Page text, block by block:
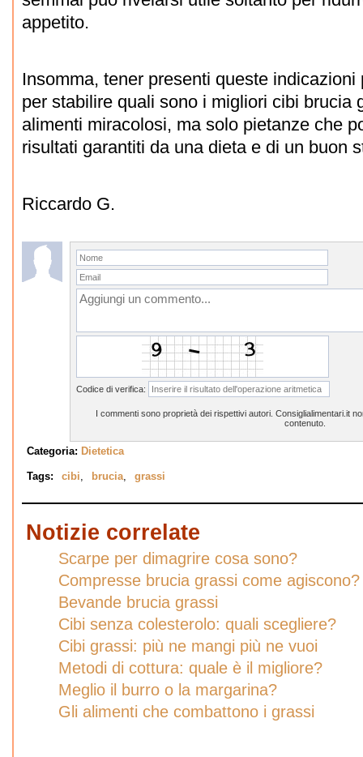
appetito.
Insomma, tener presenti queste
per stabilire quali sono i migliori cibi brucia
alimenti miracolosi, ma solo pietanze che
risultati garantiti da una dieta e di un buon
Riccardo G.
Codice di verifica:
I commenti sono proprietà dei rispettivi autori. Consiglialimentari.it
contenuto.
Categoria: Dietetica
Tags: cibi, brucia, grassi
Notizie correlate
Scarpe per dimagrire cosa sono?
Compresse brucia grassi come agiscono?
Bevande brucia grassi
Cibi senza colesterolo: quali scegliere?
Cibi grassi: più ne mangi più ne vuoi
Metodi di cottura: quale è il migliore?
Meglio il burro o la margarina?
Gli alimenti che combattono i grassi